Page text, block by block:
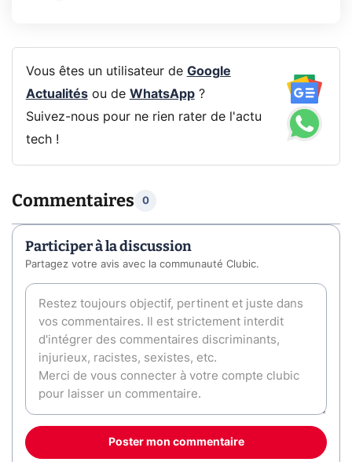
Vous êtes un utilisateur de Google
Actualitésou de WhatsApp?
Suivez-nous pour ne rien rater de l'actu
tech !
Commentaires 0
Participer à la discussion
Partagez votre avis avec la communauté Clubic.
Poster mon commentaire